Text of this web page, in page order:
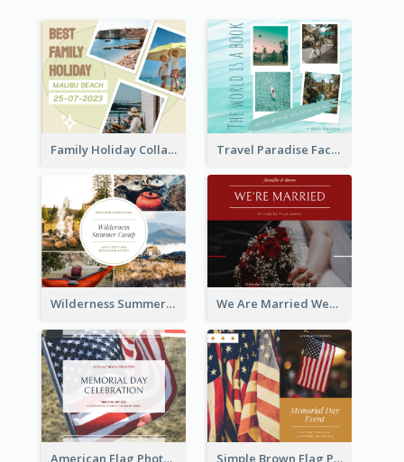
Family Holiday Collage Facebook Post Travel Paradise Facebook Post
Wilderness Summer Camp Facebook Post We Are Married Wedding Facebook Post
American Flag Photo Memorial Day Celebration Facebook Post Simple Brown Flag Photo Memorial Day Facebook Post